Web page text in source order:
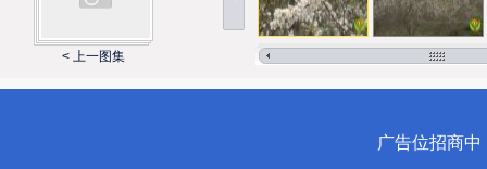
< 上一图集